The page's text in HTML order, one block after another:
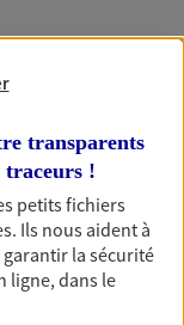
: achat
autour
et
transparents
traceurs !
petits fichiers
. Ils nous aident à
la sécurité
ligne, dans le